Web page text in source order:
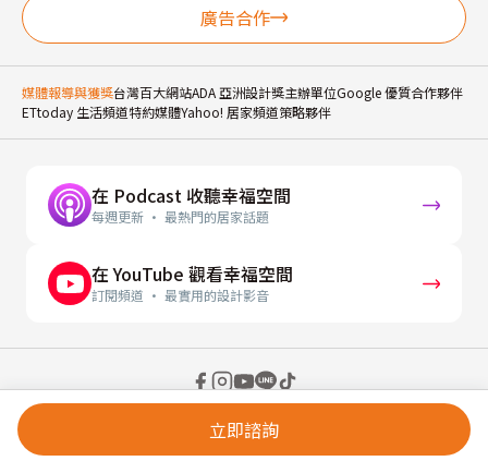
立即諮詢
廣告合作
媒體報導與獲獎台灣百大網站ADA 亞洲設計獎主辦單位Google 優質合作夥伴
ETtoday 生活頻道特約媒體Yahoo! 居家頻道策略夥伴
在 Podcast 收聽幸福空間
每週更新 · 最熱門的居家話題
在 YouTube 觀看幸福空間
訂閱頻道 · 最實用的設計影音
© 2026 幸福空間 Gorgeous Space Co., Ltd.